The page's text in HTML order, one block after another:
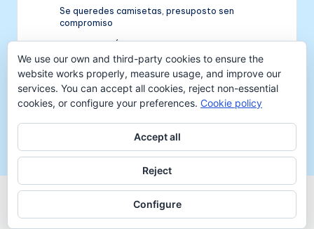
Se queredes camisetas, presuposto sen
compromiso
Colectivo NÓS: 5 anos de galeguismo e celtismo
| Colectivo NósenV Aniversario do Colectivo
NÓS
16/09/2018
[…] mil tempadas máis. E por iso convidámosvos a
Colectivo NÓS
Protección de datos
We use our own and third-party cookies to ensure the
website works properly, measure usage, and improve our
services. You can accept all cookies, reject non-essential
cookies, or configure your preferences. Cookie policy
Accept all
Reject
Configure